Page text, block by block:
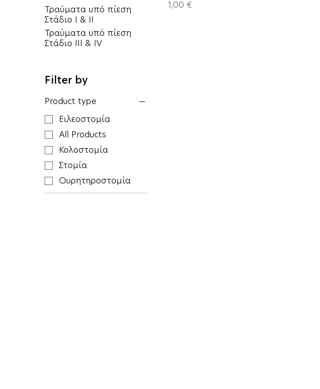
Τραύματα υπό πίεση
Στάδιο I & II
Τραύματα υπό πίεση
Στάδιο III & IV
Filter by
Product type
Ειλεοστομία
All Products
Κολοστομία
Στομία
Ουρητηροστομία
Price
1,00 €